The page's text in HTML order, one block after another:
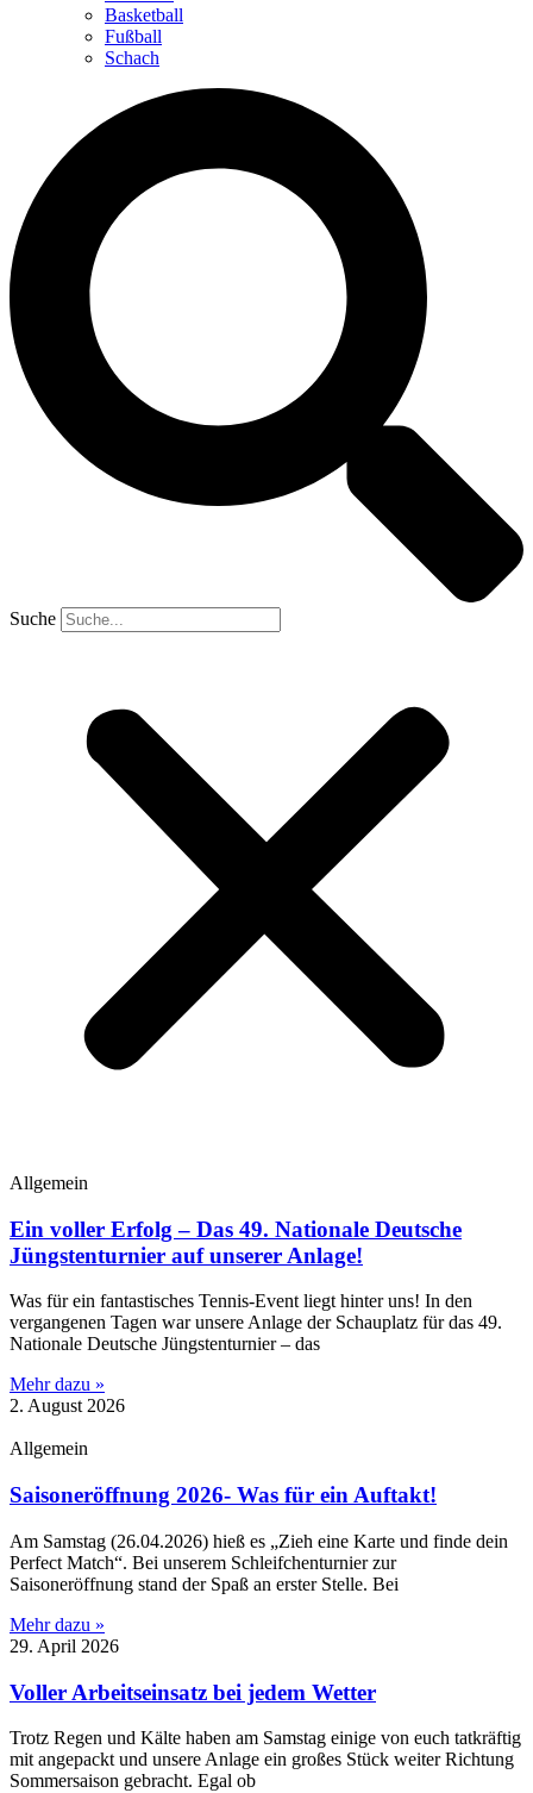
Basketball
Fußball
Schach
Suche
Allgemein
Ein voller Erfolg – Das 49. Nationale Deutsche
Jüngstenturnier auf unserer Anlage!
​Was für ein fantastisches Tennis-Event liegt hinter uns! In den
vergangenen Tagen war unsere Anlage der Schauplatz für das 49.
Nationale Deutsche Jüngstenturnier – das
Mehr dazu »
2. August 2026
Allgemein
Saisoneröffnung 2026- Was für ein Auftakt!
Am Samstag (26.04.2026) hieß es „Zieh eine Karte und finde dein
Perfect Match“. Bei unserem Schleifchenturnier zur
Saisoneröffnung stand der Spaß an erster Stelle. Bei
Mehr dazu »
29. April 2026
Voller Arbeitseinsatz bei jedem Wetter
Trotz Regen und Kälte haben am Samstag einige von euch tatkräftig
mit angepackt und unsere Anlage ein großes Stück weiter Richtung
Sommersaison gebracht. Egal ob